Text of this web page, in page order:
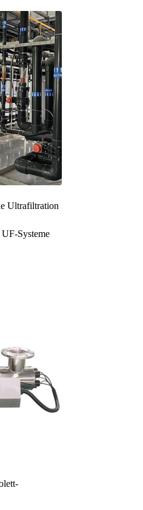
Ultrafiltration
Systeme